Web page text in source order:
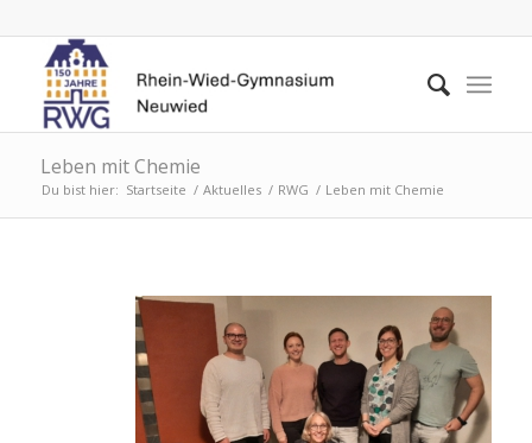
Leben mit Chemie
Du bist hier: Startseite / Aktuelles / RWG / Leben mit Chemie